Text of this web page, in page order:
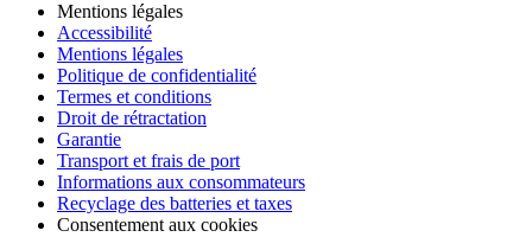
Mentions légales
Accessibilité
Mentions légales
Politique de confidentialité
Termes et conditions
Droit de rétractation
Garantie
Transport et frais de port
Informations aux consommateurs
Recyclage des batteries et taxes
Consentement aux cookies